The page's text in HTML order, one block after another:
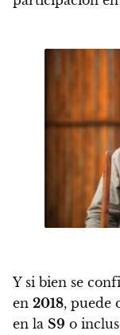
Y si bien se
en 2018, puede
en la S9 o